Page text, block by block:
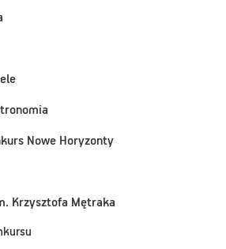
Nowe Horyzonty
Krzysztofa Mętraka